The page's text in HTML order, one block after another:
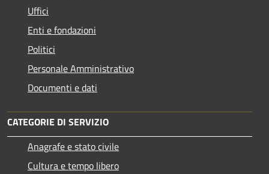
Uffici
Enti e fondazioni
Politici
Personale Amministrativo
Documenti e dati
CATEGORIE DI SERVIZIO
Anagrafe e stato civile
Cultura e tempo libero